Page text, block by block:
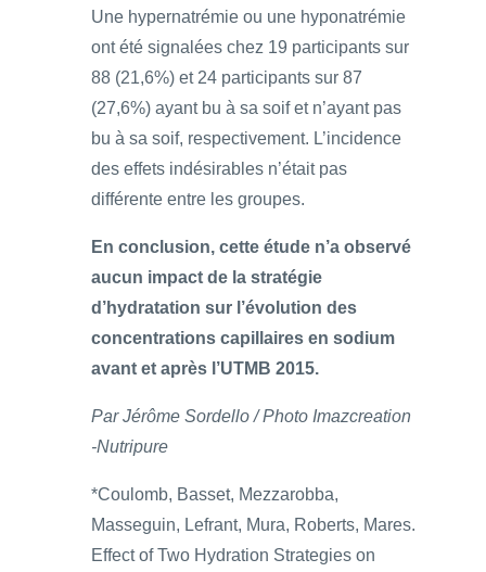
Une hypernatrémie ou une hyponatrémie
ont été signalées chez 19 participants sur
88 (21,6%) et 24 participants sur 87
(27,6%) ayant bu à sa soif et n’ayant pas
bu à sa soif, respectivement. L’incidence
des effets indésirables n’était pas
différente entre les groupes.
En conclusion, cette étude n’a observé
aucun impact de la stratégie
d’hydratation sur l’évolution des
concentrations capillaires en sodium
avant et après l’UTMB 2015.
Par Jérôme Sordello / Photo Imazcreation
-Nutripure
*Coulomb, Basset, Mezzarobba,
Masseguin, Lefrant, Mura, Roberts, Mares.
Effect of Two Hydration Strategies on